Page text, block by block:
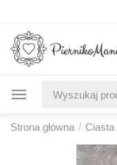
Strona główna / Ciasta